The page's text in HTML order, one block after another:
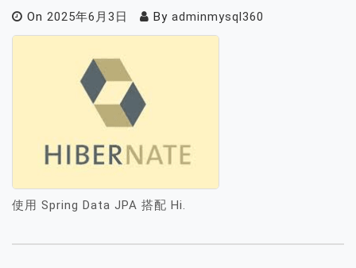
On 2025年6月3日 By adminmysql360
使用 Spring Data JPA 搭配 Hi.